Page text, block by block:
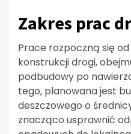
Zakres prac
Prace rozpoczną się
konstrukcji drogi,
podbudowy po
tego, planowana jest
deszczowego o
znacząco usprawnić